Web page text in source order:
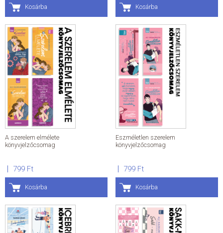
Kosárba Kosárba
A szerelem elmélete
könyvjelzőcsomag
799 Ft
Kosárba
Eszméletlen szerelem
könyvjelzőcsomag
799 Ft
Kosárba